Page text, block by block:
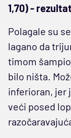
1,70) -
Polagale su
lagano da
timom
bilo ništa.
inferioran, jer
veći posed